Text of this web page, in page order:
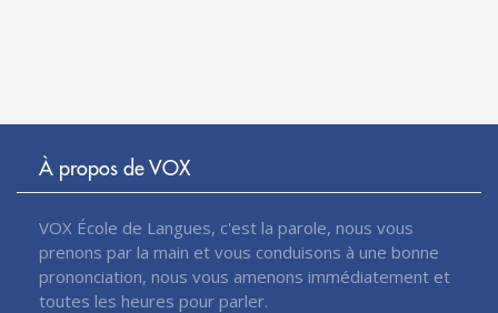
À propos de VOX
VOX École de Langues, c'est la parole, nous vous
prenons par la main et vous conduisons à une bonne
prononciation, nous vous amenons immédiatement et
toutes les heures pour parler.